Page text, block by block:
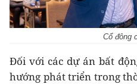
Cổ đông
Đối với các dự án bất
hướng phát triển trong